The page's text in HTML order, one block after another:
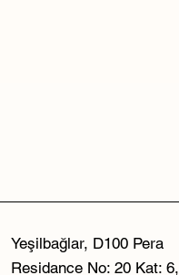
Yeşilbağlar, D100 Pera
Residance No: 20 Kat: 6,